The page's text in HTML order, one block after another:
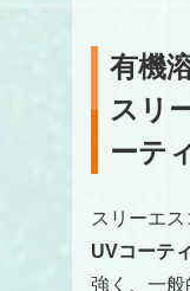
有機
スリ
ーテ
スリーエス
UVコーテ
強く、一